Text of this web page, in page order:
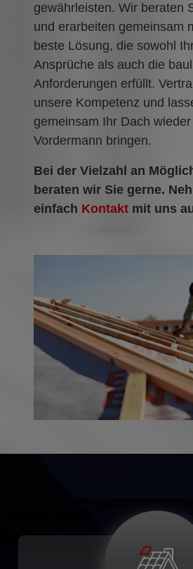
gewährleisten. Wir beraten
und erarbeiten gemeinsam
beste Lösung, die sowohl
Ansprüche als auch die
Anforderungen erfüllt.
unsere Kompetenz und
gemeinsam Ihr Dach
Vordermann bringen.
Bei der Vielzahl an
beraten wir Sie gerne.
einfach Kontakt mit uns